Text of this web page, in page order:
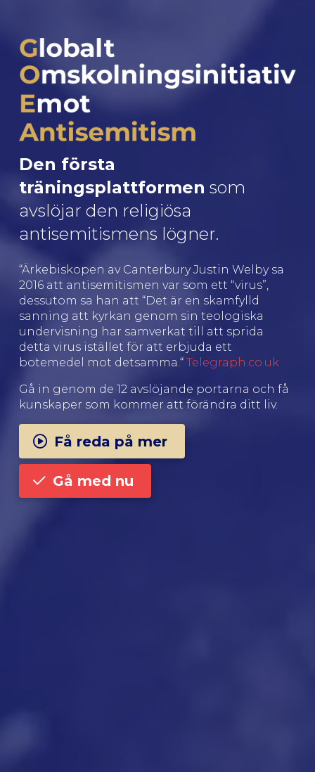
Den första
träningsplattformen som
avslöjar den religiösa
antisemitismens lögner.
“Ärkebiskopen av Canterbury Justin Welby sa
2016 att antisemitismen var som ett “virus”,
dessutom sa han att “Det är en skamfylld
sanning att kyrkan genom sin teologiska
undervisning har samverkat till att sprida
detta virus istället för att erbjuda ett
botemedel mot detsamma.“ Telegraph.co.uk
Gå in genom de 12 avslöjande portarna och få
kunskaper som kommer att förändra ditt liv.
Få reda på mer
Gå med nu